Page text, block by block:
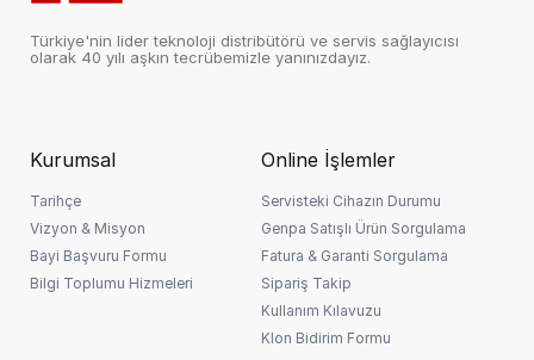
Türkiye'nin lider teknoloji distribütörü ve servis sağlayıcısı
olarak 40 yılı aşkın tecrübemizle yanınızdayız.
Kurumsal
Tarihçe
Vizyon & Misyon
Bayi Başvuru Formu
Bilgi Toplumu Hizmeleri
Online İşlemler
Servisteki Cihazın Durumu
Genpa Satışlı Ürün Sorgulama
Fatura & Garanti Sorgulama
Sipariş Takip
Kullanım Kılavuzu
Klon Bidirim Formu